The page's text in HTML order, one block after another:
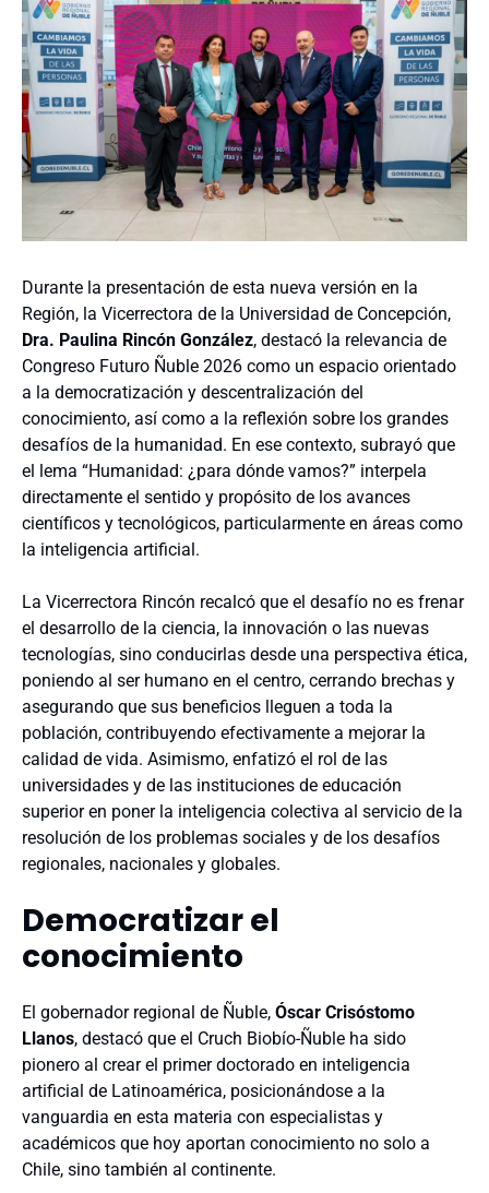
Durante la presentación de esta nueva versión en la
Región, la Vicerrectora de la Universidad de Concepción,
Dra. Paulina Rincón González, destacó la relevancia de
Congreso Futuro Ñuble 2026 como un espacio orientado
a la democratización y descentralización del
conocimiento, así como a la reflexión sobre los grandes
desafíos de la humanidad. En ese contexto, subrayó que
el lema “Humanidad: ¿para dónde vamos?” interpela
directamente el sentido y propósito de los avances
científicos y tecnológicos, particularmente en áreas como
la inteligencia artificial.
La Vicerrectora Rincón recalcó que el desafío no es frenar
el desarrollo de la ciencia, la innovación o las nuevas
tecnologías, sino conducirlas desde una perspectiva ética,
poniendo al ser humano en el centro, cerrando brechas y
asegurando que sus beneficios lleguen a toda la
población, contribuyendo efectivamente a mejorar la
calidad de vida. Asimismo, enfatizó el rol de las
universidades y de las instituciones de educación
superior en poner la inteligencia colectiva al servicio de la
resolución de los problemas sociales y de los desafíos
regionales, nacionales y globales.
Democratizar el
conocimiento
El gobernador regional de Ñuble, Óscar Crisóstomo
Llanos, destacó que el Cruch Biobío-Ñuble ha sido
pionero al crear el primer doctorado en inteligencia
artificial de Latinoamérica, posicionándose a la
vanguardia en esta materia con especialistas y
académicos que hoy aportan conocimiento no solo a
Chile, sino también al continente.